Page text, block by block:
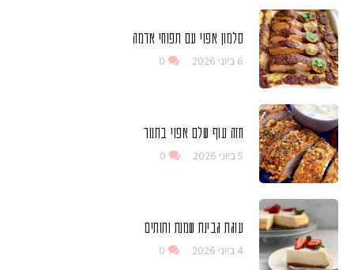
סלמון אפוי עם תפוחי אדמה
6 ביוני 2026 0
חזה עוף שלם אפוי בתנור
5 ביוני 2026 0
עוגת גבינת שמנת ותותים
4 ביוני 2026 0